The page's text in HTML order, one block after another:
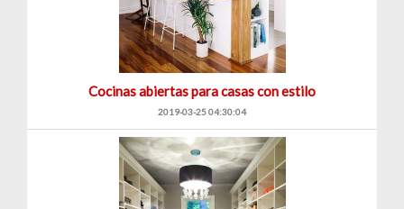
Cocinas abiertas para casas con estilo
2019-03-25 04:30:04